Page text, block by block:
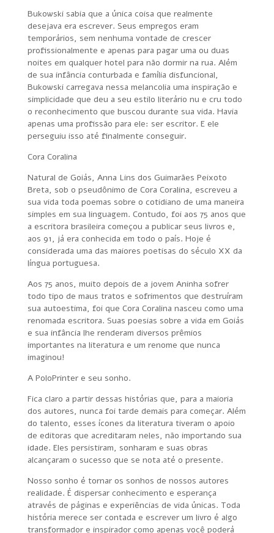
Bukowski sabia que a única coisa que realmente
desejava era escrever. Seus empregos eram
temporários, sem nenhuma vontade de crescer
profissionalmente e apenas para pagar uma ou duas
noites em qualquer hotel para não dormir na rua. Além
de sua infância conturbada e família disfuncional,
Bukowski carregava nessa melancolia uma inspiração e
simplicidade que deu a seu estilo literário nu e cru todo
o reconhecimento que buscou durante sua vida. Havia
apenas uma profissão para ele: ser escritor. E ele
perseguiu isso até finalmente conseguir.
Cora Coralina
Natural de Goiás, Anna Lins dos Guimarães Peixoto
Breta, sob o pseudônimo de Cora Coralina, escreveu a
sua vida toda poemas sobre o cotidiano de uma maneira
simples em sua linguagem. Contudo, foi aos 75 anos que
a escritora brasileira começou a publicar seus livros e,
aos 91, já era conhecida em todo o país. Hoje é
considerada uma das maiores poetisas do século XX da
língua portuguesa.
Aos 75 anos, muito depois de a jovem Aninha sofrer
todo tipo de maus tratos e sofrimentos que destruíram
sua autoestima, foi que Cora Coralina nasceu como uma
renomada escritora. Suas poesias sobre a vida em Goiás
e sua infância lhe renderam diversos prêmios
importantes na literatura e um renome que nunca
imaginou!
A PoloPrinter e seu sonho.
Fica claro a partir dessas histórias que, para a maioria
dos autores, nunca foi tarde demais para começar. Além
do talento, esses ícones da literatura tiveram o apoio
de editoras que acreditaram neles, não importando sua
idade. Eles persistiram, sonharam e suas obras
alcançaram o sucesso que se nota até o presente.
Nosso sonho é tornar os sonhos de nossos autores
realidade. É dispersar conhecimento e esperança
através de páginas e experiências de vida únicas. Toda
história merece ser contada e escrever um livro é algo
transformador e inspirador como apenas você poderá